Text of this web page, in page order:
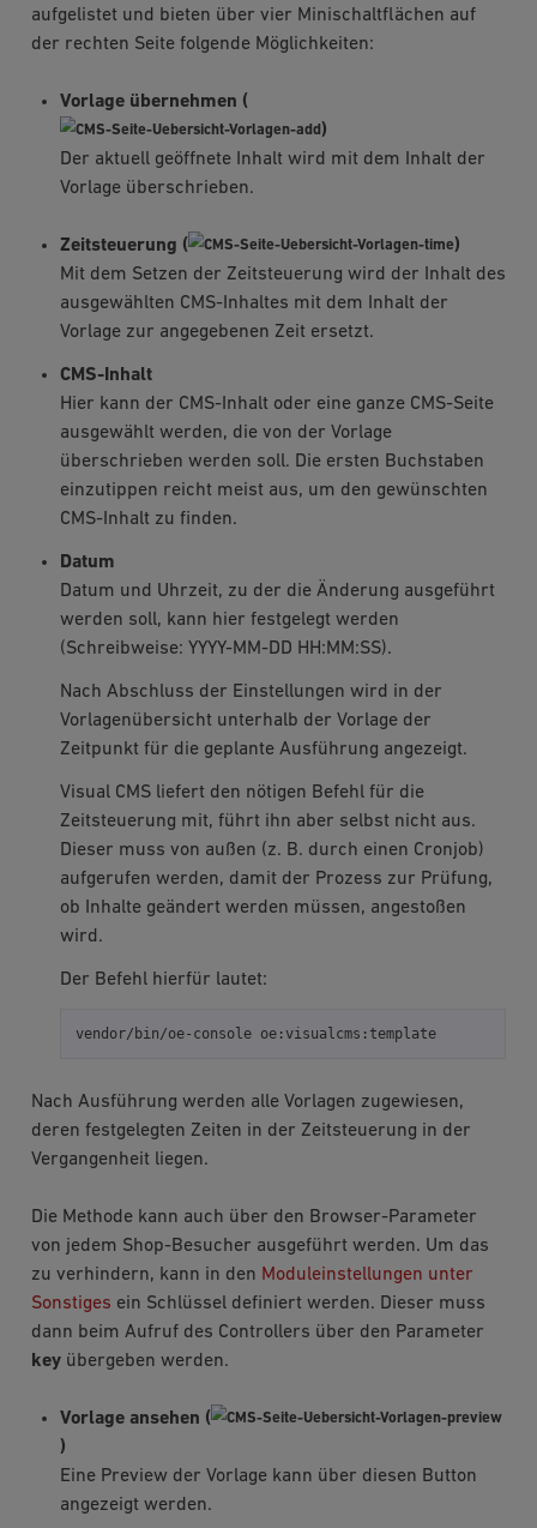
aufgelistet und bieten über vier Minischaltflächen auf
der rechten Seite folgende Möglichkeiten:
Vorlage übernehmen (
)
Der aktuell geöffnete Inhalt wird mit dem Inhalt der
Vorlage überschrieben.
Zeitsteuerung (
)
Mit dem Setzen der Zeitsteuerung wird der Inhalt des
ausgewählten CMS-Inhaltes mit dem Inhalt der
Vorlage zur angegebenen Zeit ersetzt.
CMS-Inhalt
Hier kann der CMS-Inhalt oder eine ganze CMS-Seite
ausgewählt werden, die von der Vorlage
überschrieben werden soll. Die ersten Buchstaben
einzutippen reicht meist aus, um den gewünschten
CMS-Inhalt zu finden.
Datum
Datum und Uhrzeit, zu der die Änderung ausgeführt
werden soll, kann hier festgelegt werden
(Schreibweise: YYYY-MM-DD HH:MM:SS).
Nach Abschluss der Einstellungen wird in der
Vorlagenübersicht unterhalb der Vorlage der
Zeitpunkt für die geplante Ausführung angezeigt.
Visual CMS liefert den nötigen Befehl für die
Zeitsteuerung mit, führt ihn aber selbst nicht aus.
Dieser muss von außen (z. B. durch einen Cronjob)
aufgerufen werden, damit der Prozess zur Prüfung,
ob Inhalte geändert werden müssen, angestoßen
wird.
Der Befehl hierfür lautet:
vendor/bin/oe-console oe:visualcms:template
Nach Ausführung werden alle Vorlagen zugewiesen,
deren festgelegten Zeiten in der Zeitsteuerung in der
Vergangenheit liegen.
Die Methode kann auch über den Browser-Parameter
von jedem Shop-Besucher ausgeführt werden. Um das
zu verhindern, kann in den Moduleinstellungen unter
Sonstiges ein Schlüssel definiert werden. Dieser muss
dann beim Aufruf des Controllers über den Parameter
keyübergeben werden.
Vorlage ansehen (
)
Eine Preview der Vorlage kann über diesen Button
angezeigt werden.